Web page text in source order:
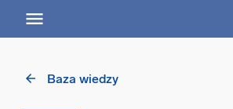
arrow_back Baza wiedzy